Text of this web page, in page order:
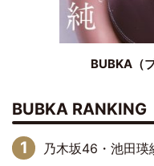
BUBKA（
BUBKA RANKING
乃木坂46・池田瑛紗と中西アルノが「真冬のか